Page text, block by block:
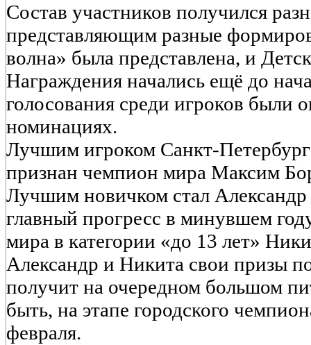
Состав участников получился
представляющим разные
волна» была представлена, и
Награждения начались ещё до
голосования среди игроков были
номинациях.
Лучшим игроком Санкт-
признан чемпион мира Максим
Лучшим новичком стал
главный прогресс в минувшем
мира в категории «до 13 лет»
Александр и Никита свои призы
получит на очередном большом
быть, на этапе городского
февраля.